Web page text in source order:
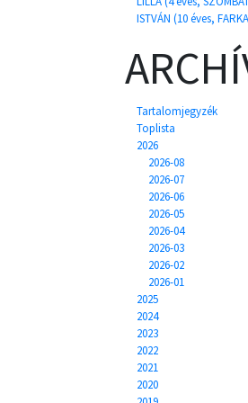
ISTVÁN (10 éves,
Tartalomjegyzék
Toplista
2026
2026-08
2026-07
2026-06
2026-05
2026-04
2026-03
2026-02
2026-01
2025
2024
2023
2022
2021
2020